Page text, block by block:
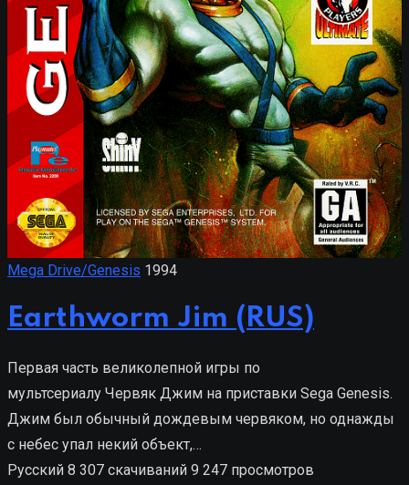
Mega Drive/Genesis 1994
Earthworm Jim (RUS)
Первая часть великолепной игры по
мультсериалу Червяк Джим на приставки Sega Genesis.
Джим был обычный дождевым червяком, но однажды
с небес упал некий объект,…
Русский 8 307 скачиваний 9 247 просмотров